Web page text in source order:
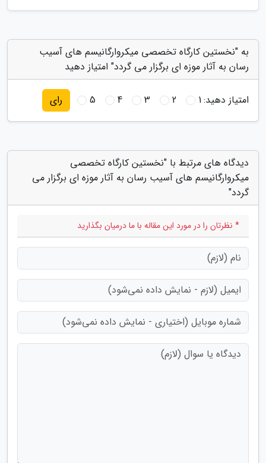
به "نخستین کارگاه تخصصی میکروارگانیسم های آسیب
رسان به آثار موزه ای برگزار می گردد" امتیاز دهید
امتیاز دهید:1
2
3
4
5 رای
دیدگاه های مرتبط با "نخستین کارگاه تخصصی
میکروارگانیسم های آسیب رسان به آثار موزه ای برگزار می
گردد"
* نظرتان را در مورد این مقاله با ما درمیان بگذارید